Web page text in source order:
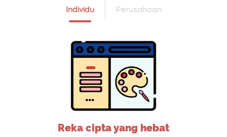
Individu Perusahaan
Reka cipta yang hebat